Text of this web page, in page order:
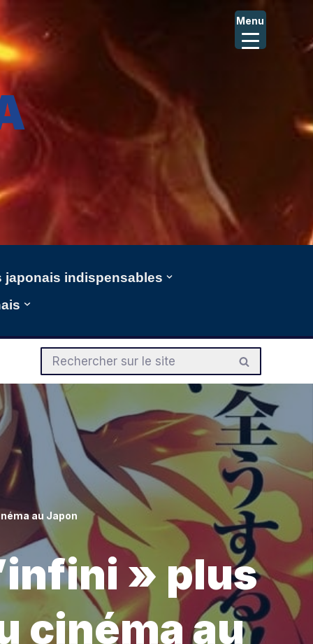
japonais indispensables
au Japon
» plus
cinéma au
Menu